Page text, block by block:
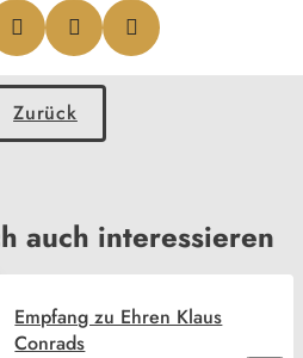
Zurück
auch interessieren
Empfang zu Ehren Klaus
Conrads